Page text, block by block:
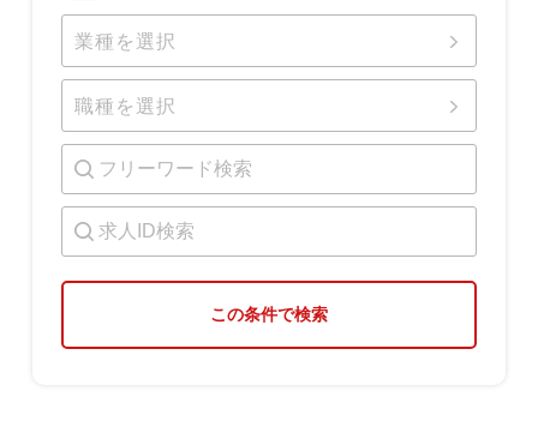
業種を選択
職種を選択
この条件で検索